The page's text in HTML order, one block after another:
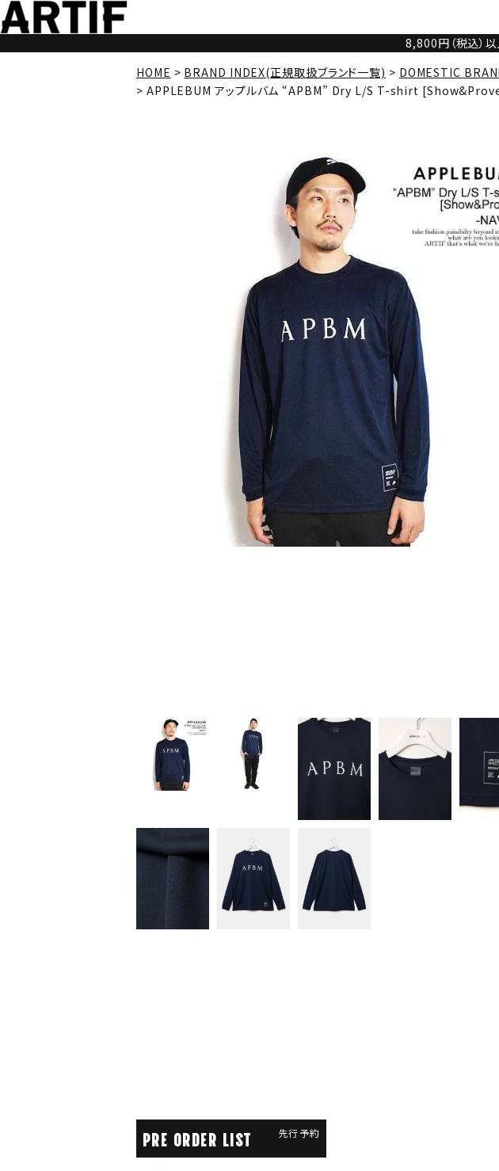
8,800円（税込）
HOME
BRAND INDEX(正規取扱ブランド一覧) DOMESTIC
APPLEBUM アップルバム “APBM” Dry L/S T-shirt
PRE ORDER LIST 先行予約